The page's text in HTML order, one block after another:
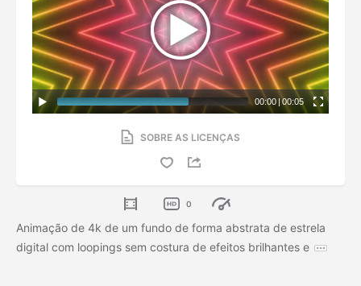
00:00 | 00:05
SOBRE AS LICENÇAS
0
Animação de 4k de um fundo de forma abstrata de estrela
digital com loopings sem costura de efeitos brilhantes e